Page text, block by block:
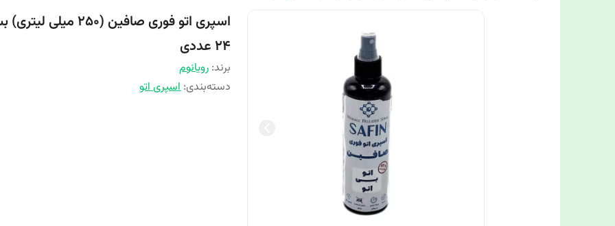
اسپری اتو فوری صافین (250 میلی
۲۴ عددی
برند: رویانوم
دسته‌بندی:اسپری اتو